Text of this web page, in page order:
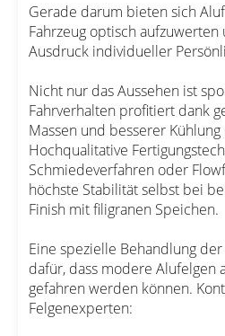
Gerade darum bieten sich
Fahrzeug optisch
Ausdruck individueller
Nicht nur das Aussehen ist
Fahrverhalten profitiert dank
Massen und besserer
Hochqualitative
Schmiedeverfahren oder
höchste Stabilität selbst bei
Finish mit filigranen Speichen.
Eine spezielle Behandlung
dafür, dass modere Alufelgen
gefahren werden können.
Felgenexperten: